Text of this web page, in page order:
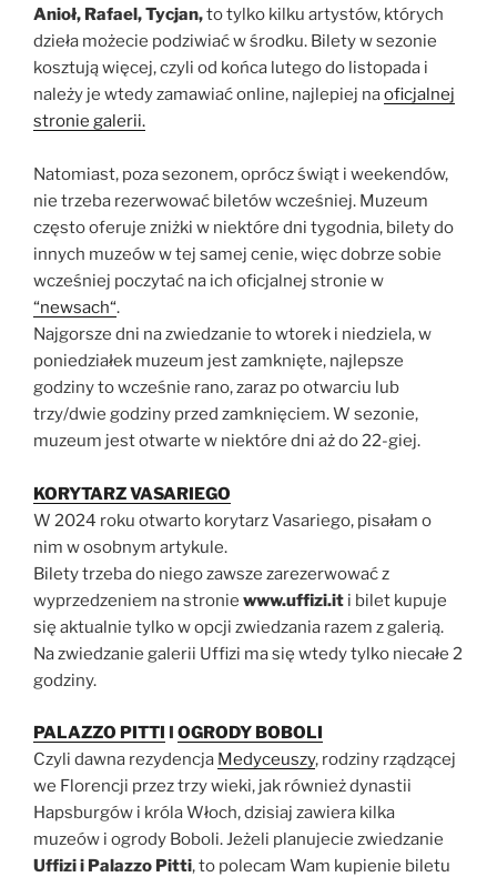
Anioł, Rafael, Tycjan,to tylko kilku artystów, których
dzieła możecie podziwiać w środku. Bilety w sezonie
kosztują więcej, czyli od końca lutego do listopada i
należy je wtedy zamawiać online, najlepiej naoficjalnej
stronie galerii.
Natomiast, poza sezonem, oprócz świąt i weekendów,
nie trzeba rezerwować biletów wcześniej. Muzeum
często oferuje zniżki w niektóre dni tygodnia, bilety do
innych muzeów w tej samej cenie, więc dobrze sobie
wcześniej poczytać na ich oficjalnej stronie w
“newsach“.
Najgorsze dni na zwiedzanie to wtorek i niedziela, w
poniedziałek muzeum jest zamknięte, najlepsze
godziny to wcześnie rano, zaraz po otwarciu lub
trzy/dwie godziny przed zamknięciem. W sezonie,
muzeum jest otwarte w niektóre dni aż do 22-giej.
KORYTARZ VASARIEGO
W 2024 roku otwarto korytarz Vasariego, pisałam o
nim w osobnym artykule.
Bilety trzeba do niego zawsze zarezerwować z
wyprzedzeniem na stronie www.uffizi.it i bilet kupuje
się aktualnie tylko w opcji zwiedzania razem z galerią.
Na zwiedzanie galerii Uffizi ma się wtedy tylko niecałe 2
godziny.
PALAZZO PITTI I OGRODY BOBOLI
Czyli dawna rezydencja Medyceuszy, rodziny rządzącej
we Florencji przez trzy wieki, jak również dynastii
Hapsburgów i króla Włoch, dzisiaj zawiera kilka
muzeów i ogrody Boboli. Jeżeli planujecie zwiedzanie
Uffizi i Palazzo Pitti, to polecam Wam kupienie biletu